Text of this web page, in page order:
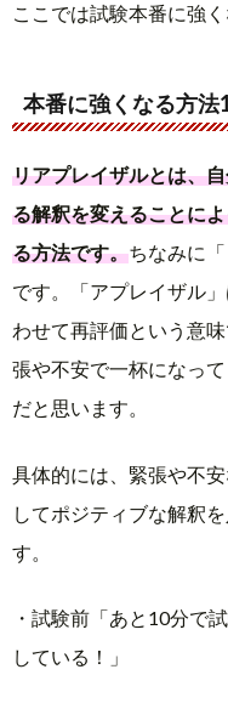
ここでは試験本番に強
本番に強くなる方法
リアプレイザルとは、
る解釈を変えることに
る方法です。ちなみに
です。「アプレイザル
わせて再評価という意
張や不安で一杯になっ
だと思います。
具体的には、緊張や不
してポジティブな解釈
す。
・試験前「あと10分で
している！」